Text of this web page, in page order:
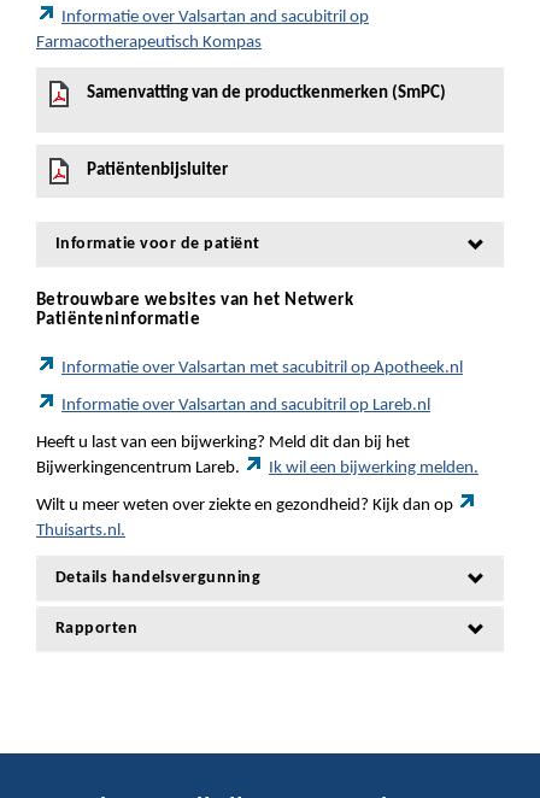
Informatie over Valsartan and sacubitril op
Farmacotherapeutisch Kompas
Samenvatting van de productkenmerken (SmPC)
Patiëntenbijsluiter
Informatie voor de patiënt
Betrouwbare websites van het Netwerk
Patiënteninformatie
Informatie over Valsartan met sacubitril op Apotheek.nl
Informatie over Valsartan and sacubitril op Lareb.nl
Heeft u last van een bijwerking? Meld dit dan bij het
Bijwerkingencentrum Lareb.
Ik wil een bijwerking melden.
Wilt u meer weten over ziekte en gezondheid? Kijk dan op
Thuisarts.nl.
Details handelsvergunning
Rapporten